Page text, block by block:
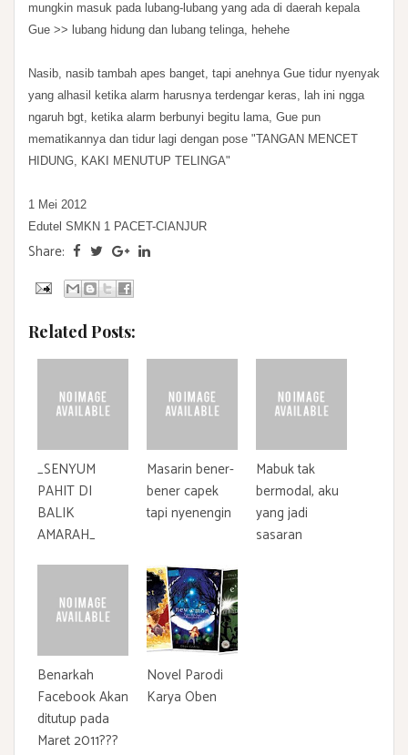
mungkin masuk pada lubang-lubang yang ada di daerah kepala
Gue >> lubang hidung dan lubang telinga, hehehe
Nasib, nasib tambah apes banget, tapi anehnya Gue tidur nyenyak
yang alhasil ketika alarm harusnya terdengar keras, lah ini ngga
ngaruh bgt, ketika alarm berbunyi begitu lama, Gue pun
mematikannya dan tidur lagi dengan pose "TANGAN MENCET
HIDUNG, KAKI MENUTUP TELINGA"
1 Mei 2012
Edutel SMKN 1 PACET-CIANJUR
Share:
Related Posts:
_SENYUM
PAHIT DI
BALIK
AMARAH_
Masarin bener-
bener capek
tapi nyenengin
Mabuk tak
bermodal, aku
yang jadi
sasaran
Benarkah
Facebook Akan
ditutup pada
Maret 2011???
Novel Parodi
Karya Oben